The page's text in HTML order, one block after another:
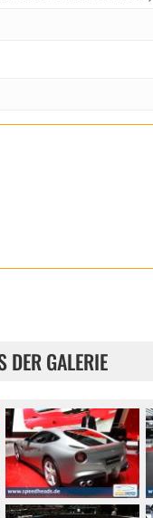
DER GALERIE